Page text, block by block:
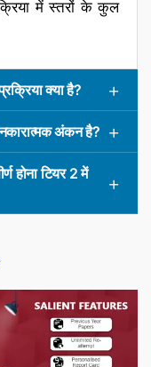
में स्तरों के कुल
क्या है?
अंकन है?
होना टियर 2 में